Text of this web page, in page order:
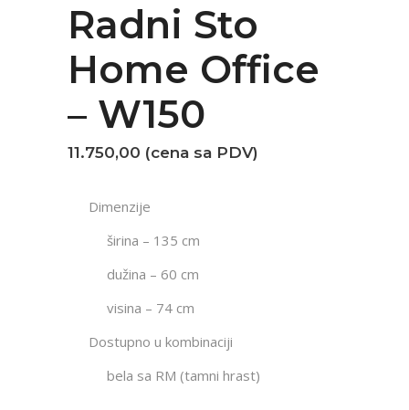
Radni Sto
Home Office
– W150
11.750,00 (cena sa PDV)
Dimenzije
širina – 135 cm
dužina – 60 cm
visina – 74 cm
Dostupno u kombinaciji
bela sa RM (tamni hrast)